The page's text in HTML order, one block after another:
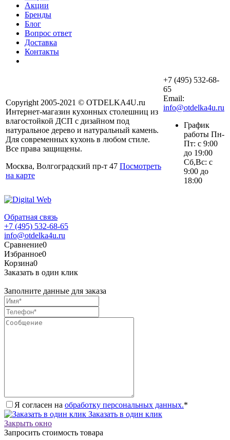
Акции
Бренды
Блог
Вопрос ответ
Доставка
Контакты
Copyright 2005-2021 © OTDELKA4U.ru
Интернет-магазин кухонных столешниц из
влагостойкой ДСП с дизайном под
натуральное дерево и натуральный камень.
Для современных кухонь в любом стиле.
Все права защищены.
Москва, Волгоградский пр-т 47 Посмотреть
на карте
+7 (495) 532-68-
65
Email:
info@otdelka4u.ru
График
работы Пн-
Пт: с 9:00
до 19:00
Сб,Вс: с
9:00 до
18:00
Обратная связь
+7 (495) 532-68-65
info@otdelka4u.ru
Сравнение0
Избранное0
Корзина0
Заказать в один клик
Заполните данные для заказа
Я согласен на обработку персональных данных.*
Заказать в один клик
Закрыть окно
Запросить стоимость товара